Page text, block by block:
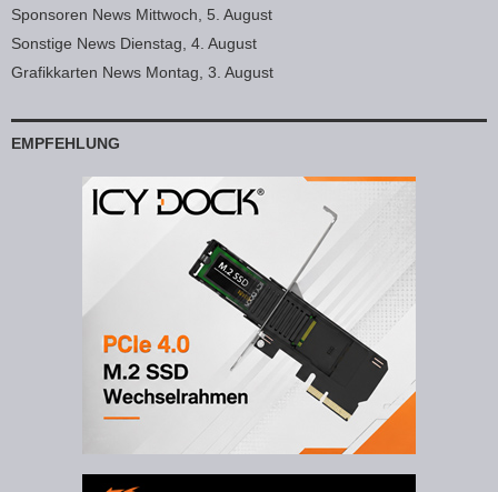
Sponsoren News Mittwoch, 5. August
Sonstige News Dienstag, 4. August
Grafikkarten News Montag, 3. August
EMPFEHLUNG